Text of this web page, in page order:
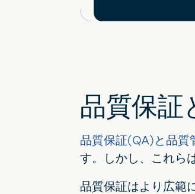
品質保証
品質保証(QA)と品質
す。しかし、これら
品質保証はより広範